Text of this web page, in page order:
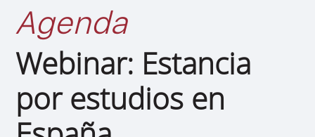
Agenda
Webinar: Estancia
por estudios en